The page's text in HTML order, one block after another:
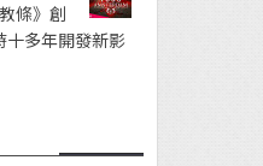
條》創
十多年開發新影